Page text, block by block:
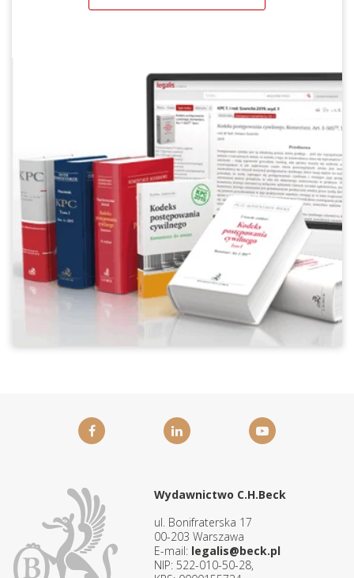
Wydawnictwo C.H.Beck
ul. Bonifraterska 17
00-203 Warszawa
E-mail: legalis@beck.pl
NIP: 522-010-50-28,